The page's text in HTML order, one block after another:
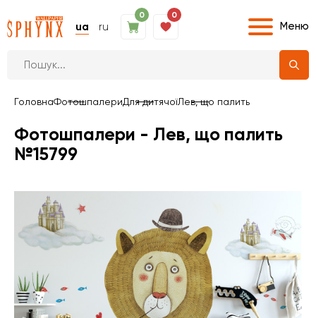
ua ru
0 0
Меню
ГоловнаФотошпалериДля дитячоїЛев, що палить
Фотошпалери - Лев, що палить
№15799